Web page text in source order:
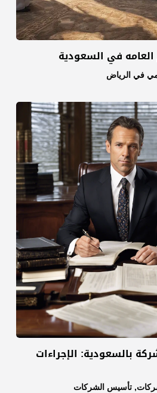
العامه في السعودية
في الرياض
بالسعودية: الإجراءات
, تأسيس الشركات